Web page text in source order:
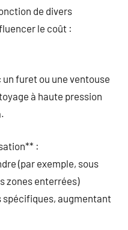
de divers
le coût :
furet ou une ventouse
à haute pression
:
(par exemple, sous
zones enterrées)
augmentant